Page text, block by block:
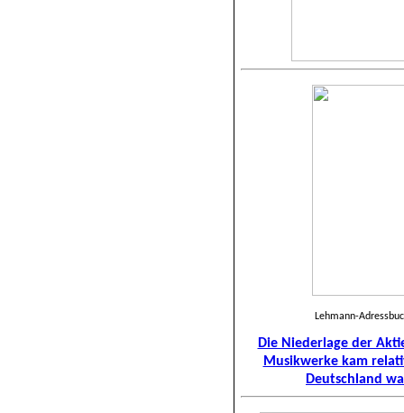
Lehmann-
Die Niederlage der
Musikwerke kam
Deutschland